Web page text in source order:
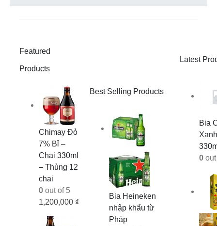
Featured
Products
Chimay Đỏ
7% Bỉ –
Chai 330ml
– Thùng 12
chai
0 out of 5
1,200,000 ₫
Best Selling Products
Bia Heineken
nhập khẩu từ
Pháp
Latest
Bia
Xanh
0